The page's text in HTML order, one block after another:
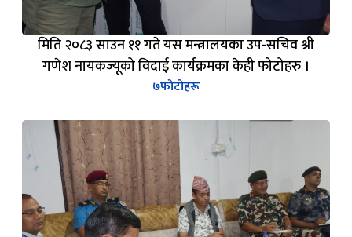
मिति २०८३ साउन ११ गते यस मन्त्रालयका उप-सचिव श्री
गणेश नायकज्यूको विदाई कार्यक्रमका केही फोटोहरु ।
७फोटोहरू